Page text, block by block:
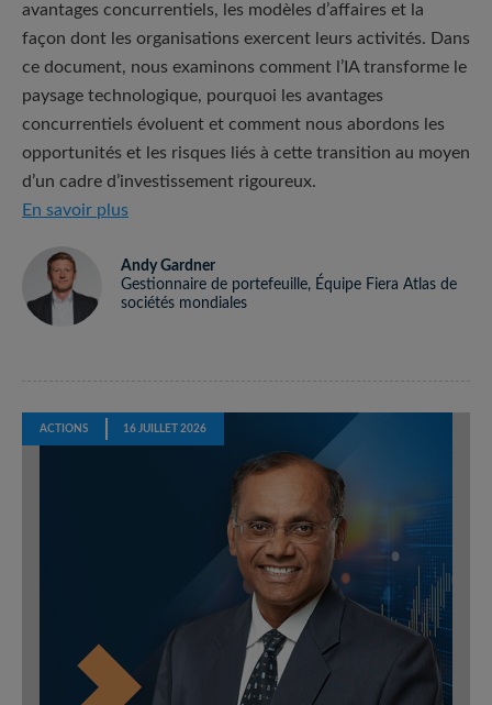
avantages concurrentiels, les modèles d’affaires et la
façon dont les organisations exercent leurs activités. Dans
ce document, nous examinons comment l’IA transforme le
paysage technologique, pourquoi les avantages
concurrentiels évoluent et comment nous abordons les
opportunités et les risques liés à cette transition au moyen
d’un cadre d’investissement rigoureux.
En savoir plusLa transition vers l’IA : Un cadre pour
Andy Gardner
Gestionnaire de portefeuille, Équipe Fiera Atlas de
sociétés mondiales
ACTIONS 16 JUILLET 2026